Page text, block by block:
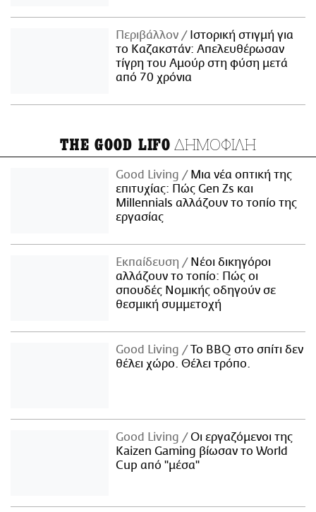
Περιβάλλον
Ιστορική στιγμή για
το Καζακστάν: Απελευθέρωσαν
τίγρη του Αμούρ στη φύση μετά
από 70 χρόνια
THE GOOD LIFO ΔΗΜΟΦΙΛΗ
Good Living
Μια νέα οπτική της
επιτυχίας: Πώς Gen Zs και
Millennials αλλάζουν το τοπίο της
εργασίας
Εκπαίδευση
Νέοι δικηγόροι
αλλάζουν το τοπίο: Πώς οι
σπουδές Νομικής οδηγούν σε
θεσμική συμμετοχή
Good Living
Το BBQ στο σπίτι δεν
θέλει χώρο. Θέλει τρόπο.
Good Living
Οι εργαζόμενοι της
Kaizen Gaming βίωσαν το World
Cup από "μέσα"